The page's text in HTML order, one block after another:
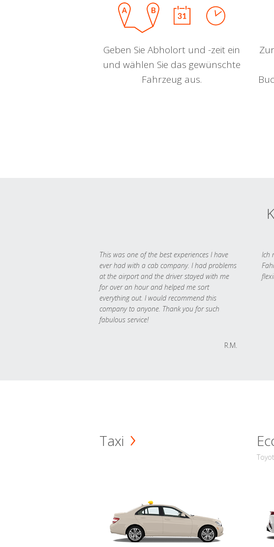
Geben Sie Abholort und -zeit ein
und wählen Sie das gewünschte
Fahrzeug aus.
This was one of the best experiences I have
ever had with a cab company. I had problems
at the airport and the driver stayed with me
for over an hour and helped me sort
everything out. I would recommend this
company to anyone. Thank you for such
fabulous service!
R.M.
Ich
Taxi